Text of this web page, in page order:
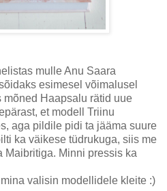
mulle Anu Saara
esimesel võimalusel
Haapsalu rätid uue
et modell Triinu
aga pildile pidi ta jääma suure
ka väikese tüdrukuga, siis me
Maibritiga. Minni pressis ka
valisin modellidele kleite :)